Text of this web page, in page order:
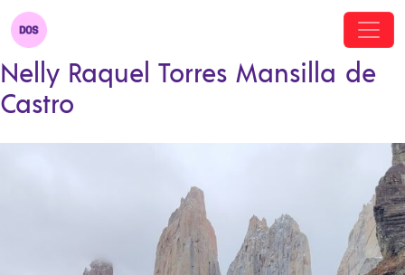
Nelly Raquel Torres Mansilla de
Castro